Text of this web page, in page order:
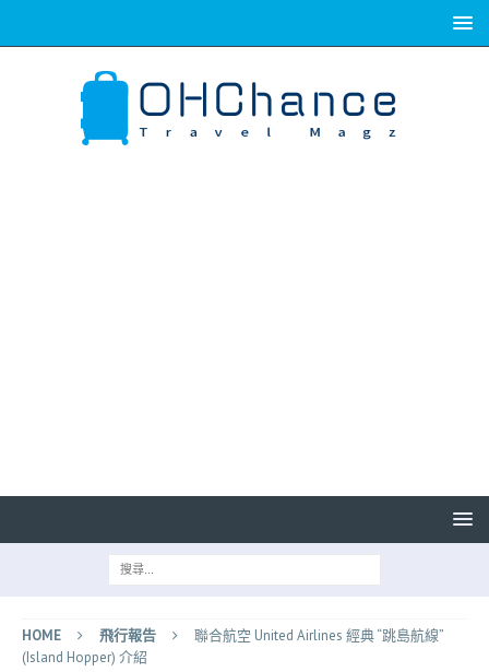
HOME 飛行報告
聯合航空 United Airlines 經典 “跳島航線”
(Island Hopper) 介紹